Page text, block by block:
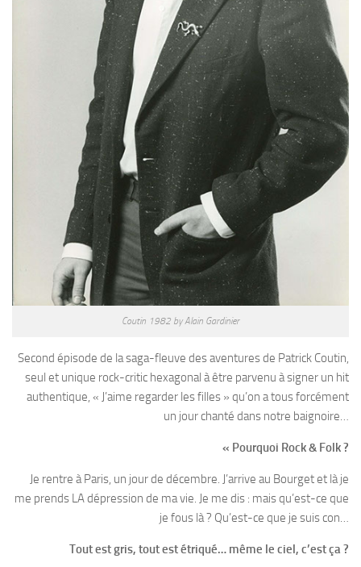
Coutin 1982 by Alain Gardinier
Second épisode de la saga-fleuve des aventures de Patrick Coutin,
seul et unique rock-critic hexagonal à être parvenu à signer un hit
authentique, « J’aime regarder les filles » qu’on a tous forcément
un jour chanté dans notre baignoire…
« Pourquoi Rock & Folk ?
Je rentre à Paris, un jour de décembre. J’arrive au Bourget et là je
me prends LA dépression de ma vie. Je me dis : mais qu’est-ce que
je fous là ? Qu’est-ce que je suis con…
Tout est gris, tout est étriqué… même le ciel, c’est ça ?